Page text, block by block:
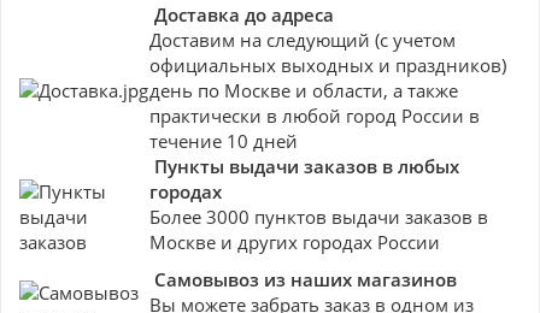
Доставка до адреса
Доставим на следующий (с учетом
официальных выходных и праздников)
день по Москве и области, а также
практически в любой город России в
течение 10 дней
Пункты выдачи заказов в любых
городах
Более 3000 пунктов выдачи заказов в
Москве и других городах России
Самовывоз из наших магазинов
Вы можете забрать заказ в одном из